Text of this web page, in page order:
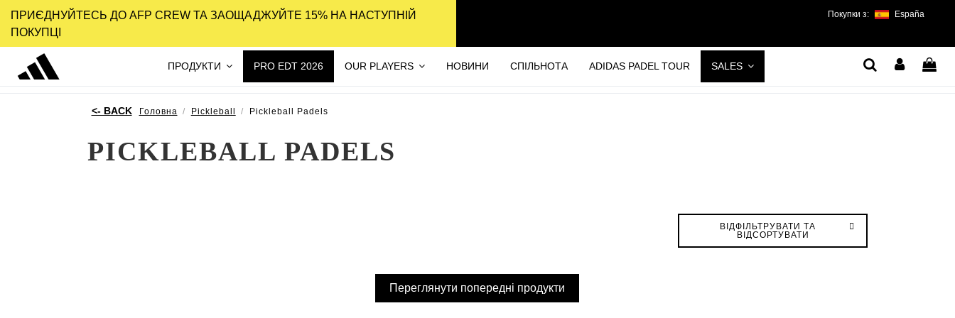
ПРИЄДНУЙТЕСЬ ДО AFP CREW ТА ЗАОЩАДЖУЙТЕ 15% НА НАСТУПНІЙ
ПОКУПЦІ
Покупки з: España
ПРОДУКТИ PRO EDT 2026 OUR PLAYERS НОВИНИ СПІЛЬНОТА ADIDAS PADEL TOUR SALES
Головна Pickleball Pickleball Padels
PICKLEBALL PADELS
ВІДФІЛЬТРУВАТИ ТА
ВІДСОРТУВАТИ
Переглянути попередні продукти